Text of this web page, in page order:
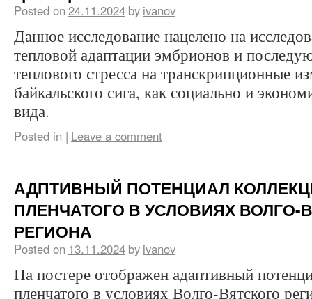
Posted on 24.11.2024 by ivanov
Данное исследование нацелено на
тепловой адаптации эмбрионов и
теплового стресса на транскрипционные
байкальского сига, как социально и
вида.
Posted in | Leave a comment
АДПТИВНЫЙ ПОТЕНЦИАЛ
ПЛЕНЧАТОГО В УСЛОВИЯХ ВОЛГО-
РЕГИОНА
Posted on 13.11.2024 by ivanov
На постере отображен адаптивный
пленчатого в условиях Волго-Вятского